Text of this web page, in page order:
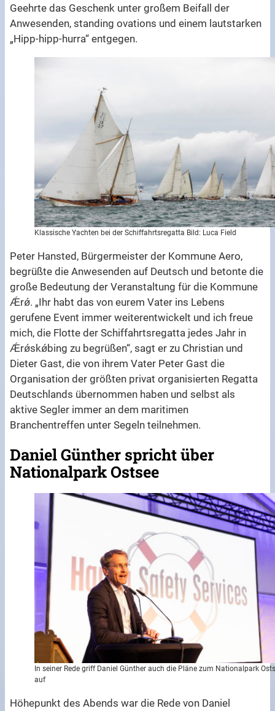
Geehrte das Geschenk unter großem Beifall der
Anwesenden, standing ovations und einem lautstarken
„Hipp-hipp-hurra“ entgegen.
Klassische Yachten bei der Schiffahrtsregatta Bild: Luca Field
Peter Hansted, Bürgermeister der Kommune Aero,
begrüßte die Anwesenden auf Deutsch und betonte die
große Bedeutung der Veranstaltung für die Kommune
Ǽrǿ. „Ihr habt das von eurem Vater ins Lebens
gerufene Event immer weiterentwickelt und ich freue
mich, die Flotte der Schiffahrtsregatta jedes Jahr in
Ǽrǿskǿbing zu begrüßen“, sagt er zu Christian und
Dieter Gast, die von ihrem Vater Peter Gast die
Organisation der größten privat organisierten Regatta
Deutschlands übernommen haben und selbst als
aktive Segler immer an dem maritimen
Branchentreffen unter Segeln teilnehmen.
Daniel Günther spricht über
Nationalpark Ostsee
In seiner Rede griff Daniel Günther auch die Pläne zum Nationalpark
auf
Höhepunkt des Abends war die Rede von Daniel